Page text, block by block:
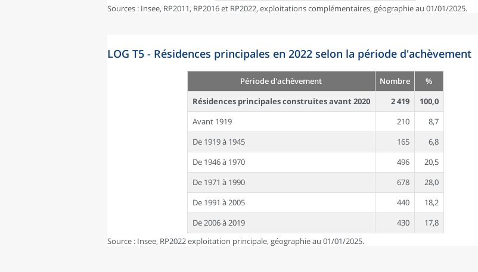
Sources : Insee, RP2011, RP2016 et RP2022, exploitations complémentaires, géographie au 01/01/2025.
LOG T5 - Résidences principales en 2022 selon la période d'achèvement
Période d'achèvement Nombre
%
Résidences principales construites avant 2020
2 419
100,0
Avant 1919
210
8,7
De 1919 à 1945
165
6,8
De 1946 à 1970
496
20,5
De 1971 à 1990
678
28,0
De 1991 à 2005
440
18,2
De 2006 à 2019
430
17,8
Source : Insee, RP2022 exploitation principale, géographie au 01/01/2025.